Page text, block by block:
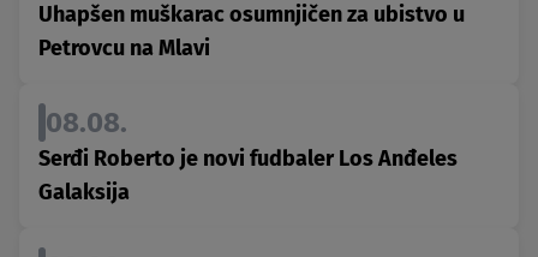
Uhapšen muškarac osumnjičen za ubistvo u
Petrovcu na Mlavi
08.08.
Serđi Roberto je novi fudbaler Los Anđeles
Galaksija